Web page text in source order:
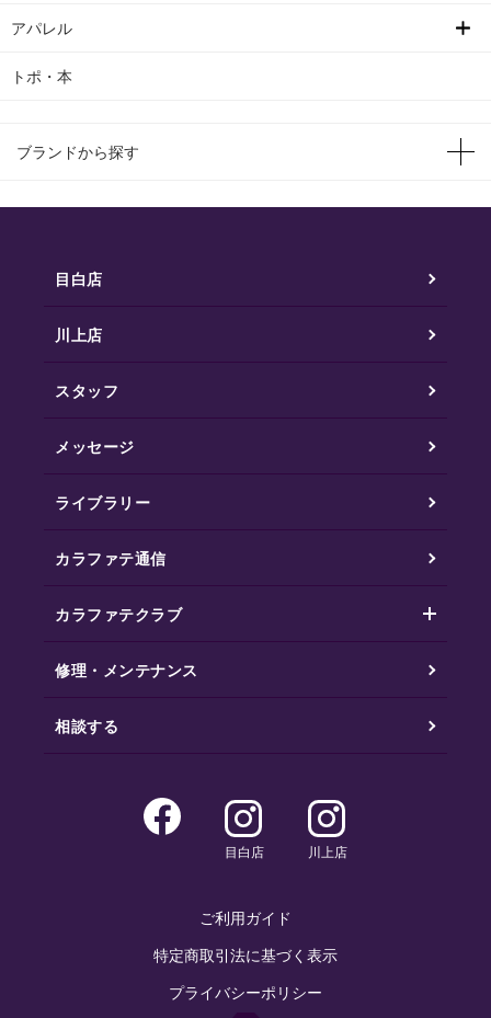
アパレル
トポ・本
ブランドから探す
目白店
川上店
スタッフ
メッセージ
ライブラリー
カラファテ通信
カラファテクラブ
修理・メンテナンス
相談する
目白店 川上店
ご利用ガイド
特定商取引法に基づく表示
プライバシーポリシー